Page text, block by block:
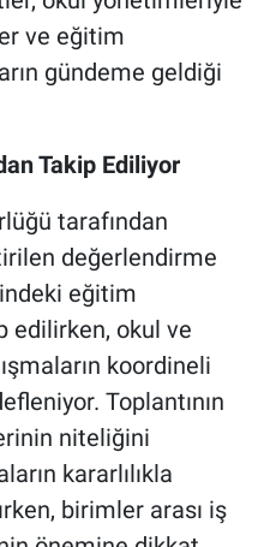
ve eğitim
gündeme geldiği
Takip Ediliyor
tarafından
değerlendirme
eğitim
edilirken, okul ve
koordineli
Toplantının
niteliğini
kararlılıkla
birimler arası iş